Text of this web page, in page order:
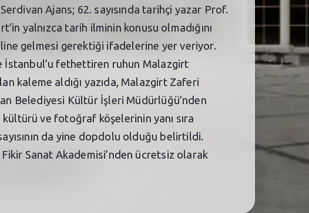
Ajans; 62. sayısında tarihçi yazar Prof.
yalnızca tarih ilminin konusu olmadığını
gelmesi gerektiği ifadelerine yer veriyor.
İstanbul’u fethettiren ruhun Malazgirt
kaleme aldığı yazıda, Malazgirt Zaferi
Belediyesi Kültür İşleri Müdürlüğü’nden
ve fotoğraf köşelerinin yanı sıra
da yine dopdolu olduğu belirtildi.
Sanat Akademisi’nden ücretsiz olarak